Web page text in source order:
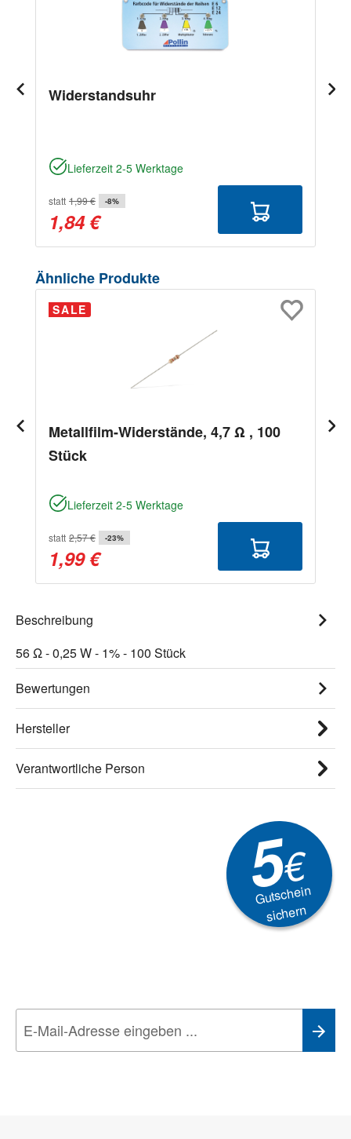
Widerstandsuhr
Lieferzeit 2-5 Werktage
statt 1,99 € -8%
1,84 €
Produktgalerie überspringen
Ähnliche Produkte
SALE
Metallfilm-Widerstände, 4,7 Ω , 100
Stück
Lieferzeit 2-5 Werktage
statt 2,57 € -23%
1,99 €
Beschreibung
56 Ω - 0,25 W - 1% - 100 Stück
Bewertungen
Hersteller
Verantwortliche Person
5€
Gutschein
sichern